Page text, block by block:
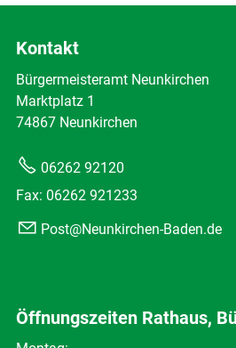
Kontakt
Bürgermeisteramt Neunkirchen
Marktplatz 1
74867 Neunkirchen
06262 92120
Fax: 06262 921233
Post@Neunkirchen-Baden.de
Öffnungszeiten Rathaus,